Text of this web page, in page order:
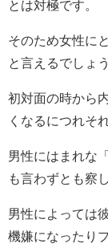
とは対極です。
そのため女性に
と言えるでしょう
初対面の時から
くなるにつれそ
男性にはまれな
も言わずとも察
男性によっては
機嫌になったり